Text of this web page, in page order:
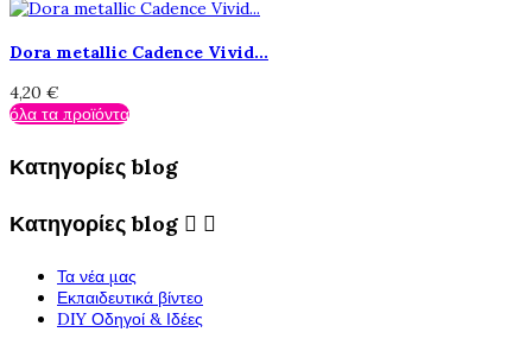
Dora metallic Cadence Vivid...
4,20 €
όλα τα προϊόντα
Κατηγορίες blog
Κατηγορίες blog  
Τα νέα μας
Εκπαιδευτικά βίντεο
DIY Οδηγοί & Ιδέες